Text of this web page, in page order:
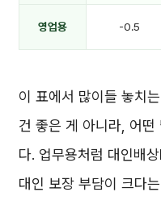
영업용 -0.5
이 표에서 많이들 놓치
건 좋은 게 아니라, 어떤
다. 업무용처럼 대인배
대인 보장 부담이 크다